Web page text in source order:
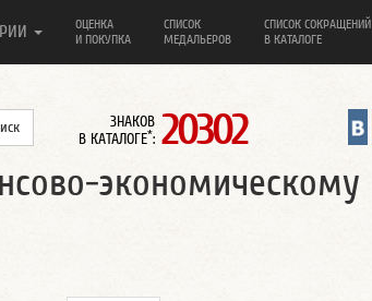
ОЦЕНКА
И ПОКУПКА
СПИСОК
МЕДАЛЬЕРОВ
СПИСОК СОКРАЩЕНИЙ
В КАТАЛОГЕ
ЗНАКОВ
В КАТАЛОГЕ*: 20302
экономическому